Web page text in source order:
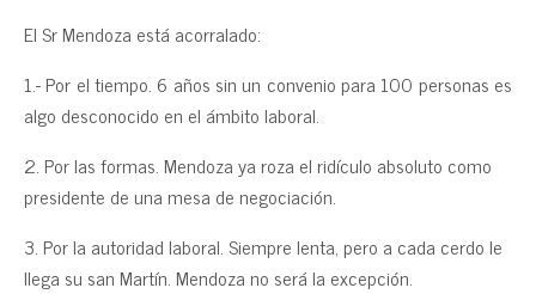
El Sr Mendoza está acorralado:
1.- Por el tiempo. 6 años sin un convenio para 100 personas es
algo desconocido en el ámbito laboral.
2. Por las formas. Mendoza ya roza el ridículo absoluto como
presidente de una mesa de negociación.
3. Por la autoridad laboral. Siempre lenta, pero a cada cerdo le
llega su san Martín. Mendoza no será la excepción.